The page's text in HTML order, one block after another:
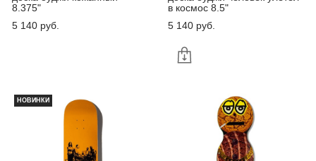
8.375"
5 140 pуб.
в космос 8.5"
5 140 pуб.
НОВИНКИ